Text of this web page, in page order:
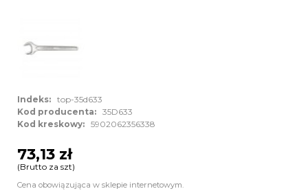
Indeks: top-35d633
Kod producenta: 35D633
Kod kreskowy: 5902062356338
73,13 zł
(Brutto za szt)
Cena obowiązująca w sklepie internetowym.